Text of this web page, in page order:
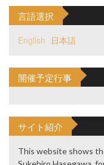
言語選択
English 日本語
開催予定行事
サイト紹介
This website shows